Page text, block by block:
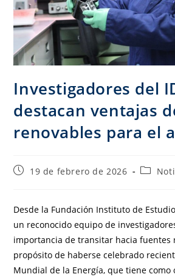
Investigadores del
destacan ventajas
renovables para el
19 de febrero de 2026
Desde la Fundación Instituto de
un reconocido equipo de
importancia de transitar hacia fuentes
propósito de haberse celebrado
Mundial de la Energía, que tiene